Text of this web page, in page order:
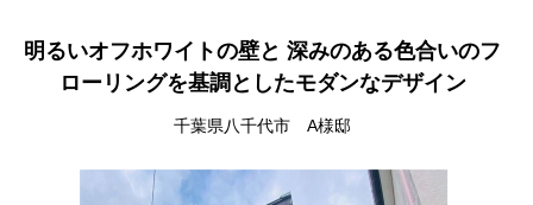
明るいオフホワイトの壁と 深みのある色合いのフ
ローリングを基調としたモダンなデザイン
千葉県八千代市 A様邸